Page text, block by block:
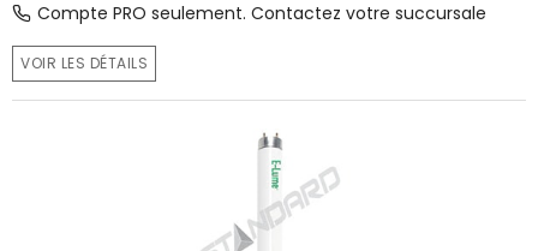
Compte PRO seulement. Contactez votre succursale
VOIR LES DÉTAILS